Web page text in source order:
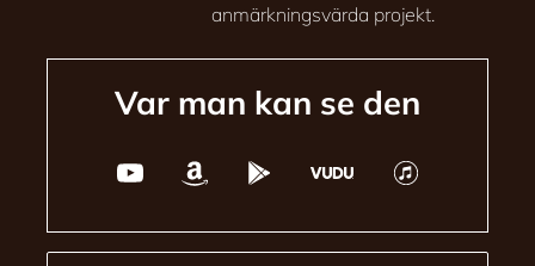
anmärkningsvärda projekt.
Var man kan se den